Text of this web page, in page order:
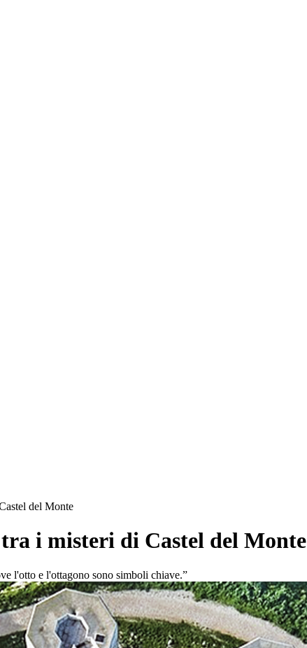
del Monte
i misteri di Castel del Monte
l'otto e l'ottagono sono simboli chiave.”